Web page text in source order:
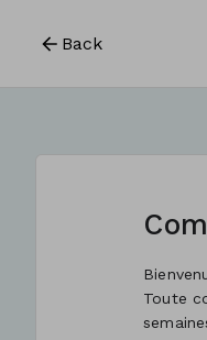
Back
Toute